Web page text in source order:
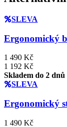
SLEVA
Ergonomický
1 490 Kč
1 192 Kč
Skladem do 2 dnů
SLEVA
Ergonomický
1 490 Kč